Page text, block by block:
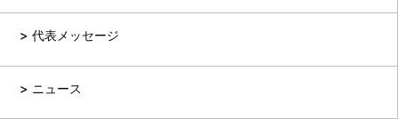
代表メッセージ
ニュース